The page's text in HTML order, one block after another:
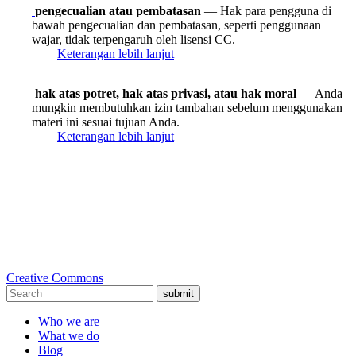
pengecualian atau pembatasan — Hak para pengguna di
bawah pengecualian dan pembatasan, seperti penggunaan
wajar, tidak terpengaruh oleh lisensi CC.
Keterangan lebih lanjut
hak atas potret, hak atas privasi, atau hak moral — Anda
mungkin membutuhkan izin tambahan sebelum menggunakan
materi ini sesuai tujuan Anda.
Keterangan lebih lanjut
Creative Commons
submit
Who we are
What we do
Blog